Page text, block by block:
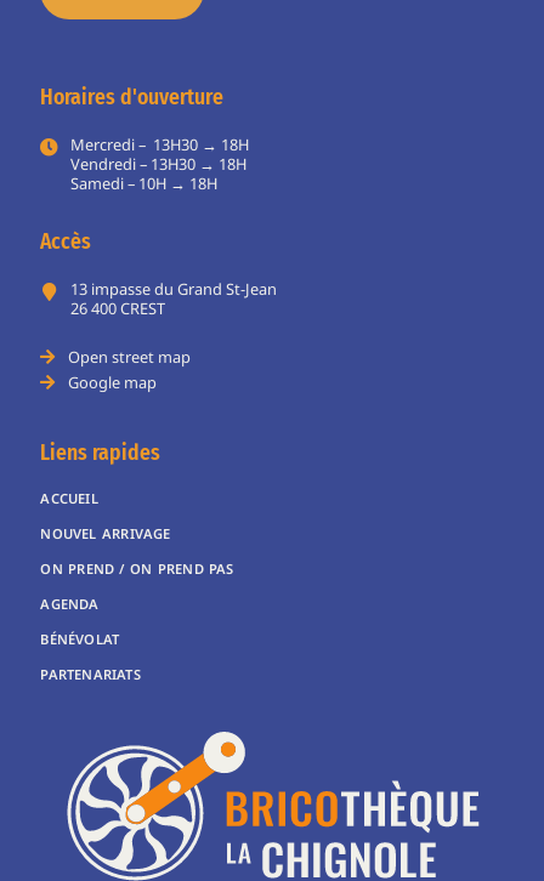
Liens rapides
ACCUEIL
NOUVEL ARRIVAGE
ON PREND / ON PREND PAS
AGENDA
BÉNÉVOLAT
PARTENARIATS
Horaires d'ouverture
Mercredi – 13H30 → 18H
Vendredi – 13H30 → 18H
Samedi – 10H → 18H
Accès
13 impasse du Grand St-Jean
26 400 CREST
Open street map
Google map